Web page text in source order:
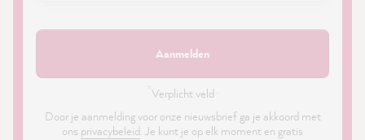
Aanmelden
Verplicht veld ·
Door je aanmelding voor onze nieuwsbrief ga je akkoord met
ons privacybeleid. Je kunt je op elk moment en gratis